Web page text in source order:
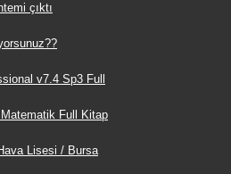
çıktı
v7.4 Sp3 Full
Matematik Full Kitap
Lisesi / Bursa